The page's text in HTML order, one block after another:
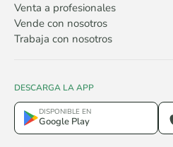
Venta a profesionales
Vende con nosotros
Trabaja con nosotros
DESCARGA LA APP
DISPONIBLE EN
Google Play